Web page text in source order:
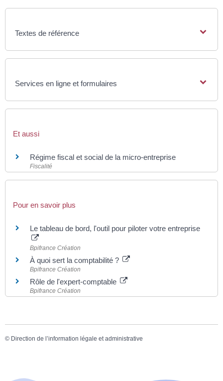
Textes de référence
Services en ligne et formulaires
Et aussi
Régime fiscal et social de la micro-entreprise
Fiscalité
Pour en savoir plus
Le tableau de bord, l'outil pour piloter votre entreprise
Bpifrance Création
À quoi sert la comptabilité ?
Bpifrance Création
Rôle de l'expert-comptable
Bpifrance Création
© Direction de l’information légale et administrative